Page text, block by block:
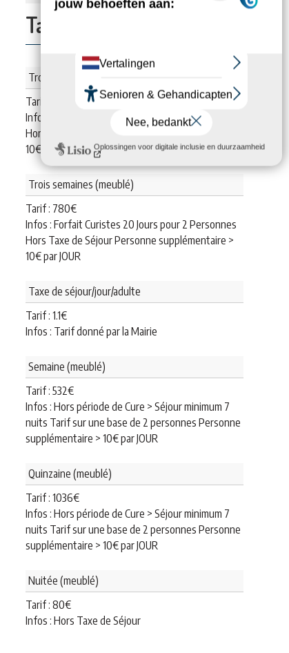
Tarifs:
Trois semaines (meublé)
Tarif :
Infos : Forfait Curistes 21 Jours pour 2 Personnes
Hors Taxe de Séjour Personne supplémentaire >
10€ par JOUR
Trois semaines (meublé)
Tarif : 780€
Infos : Forfait Curistes 20 Jours pour 2 Personnes
Hors Taxe de Séjour Personne supplémentaire >
10€ par JOUR
Taxe de séjour/jour/adulte
Tarif : 1.1€
Infos : Tarif donné par la Mairie
Semaine (meublé)
Tarif : 532€
Infos : Hors période de Cure > Séjour minimum 7
nuits Tarif sur une base de 2 personnes Personne
supplémentaire > 10€ par JOUR
Quinzaine (meublé)
Tarif : 1036€
Infos : Hors période de Cure > Séjour minimum 7
nuits Tarif sur une base de 2 personnes Personne
supplémentaire > 10€ par JOUR
Nuitée (meublé)
Tarif : 80€
Infos : Hors Taxe de Séjour